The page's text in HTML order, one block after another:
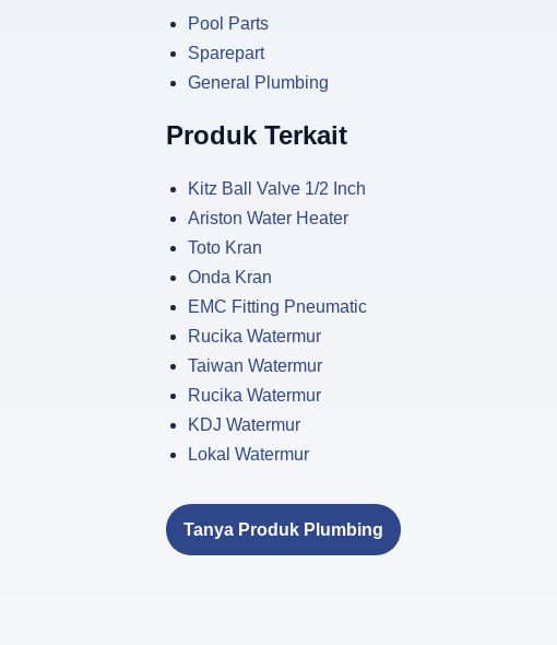
Pool Parts
Sparepart
General Plumbing
Produk Terkait
Kitz Ball Valve 1/2 Inch
Ariston Water Heater
Toto Kran
Onda Kran
EMC Fitting Pneumatic
Rucika Watermur
Taiwan Watermur
Rucika Watermur
KDJ Watermur
Lokal Watermur
Tanya Produk Plumbing